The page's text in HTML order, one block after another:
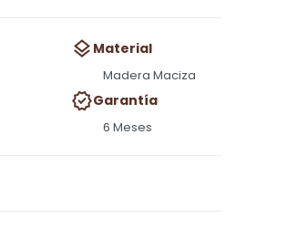
Material
Madera Maciza
Garantía
6 Meses